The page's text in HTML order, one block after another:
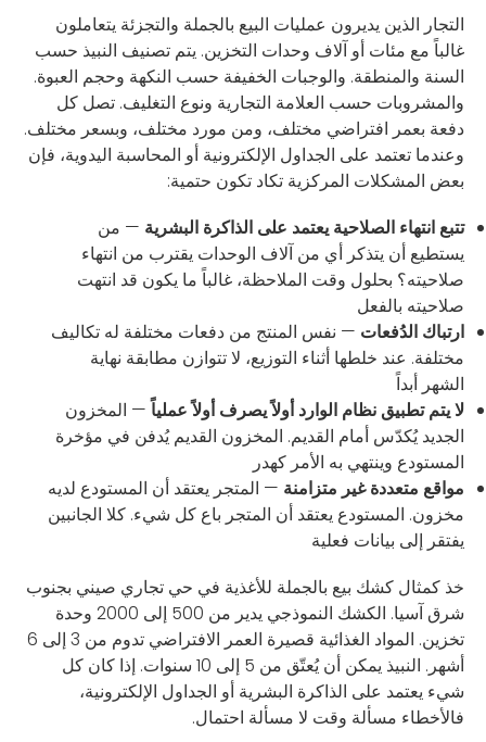
التجار الذين يديرون عمليات البيع بالجملة والتجزئة يتعاملون
غالباً مع مئات أو آلاف وحدات التخزين. يتم تصنيف النبيذ حسب
السنة والمنطقة. والوجبات الخفيفة حسب النكهة وحجم العبوة.
والمشروبات حسب العلامة التجارية ونوع التغليف. تصل كل
دفعة بعمر افتراضي مختلف، ومن مورد مختلف، وبسعر مختلف.
وعندما تعتمد على الجداول الإلكترونية أو المحاسبة اليدوية، فإن
بعض المشكلات المركزية تكاد تكون حتمية:
تتبع انتهاء الصلاحية يعتمد على الذاكرة البشرية — من
يستطيع أن يتذكر أي من آلاف الوحدات يقترب من انتهاء
صلاحيته؟ بحلول وقت الملاحظة، غالباً ما يكون قد انتهت
صلاحيته بالفعل
ارتباك الدُفعات — نفس المنتج من دفعات مختلفة له تكاليف
مختلفة. عند خلطها أثناء التوزيع، لا تتوازن مطابقة نهاية
الشهر أبداً
لا يتم تطبيق نظام الوارد أولاً يصرف أولاً عملياً— المخزون
الجديد يُكدّس أمام القديم. المخزون القديم يُدفن في مؤخرة
المستودع وينتهي به الأمر كهدر
مواقع متعددة غير متزامنة — المتجر يعتقد أن المستودع لديه
مخزون. المستودع يعتقد أن المتجر باع كل شيء. كلا الجانبين
يفتقر إلى بيانات فعلية
خذ كمثال كشك بيع بالجملة للأغذية في حي تجاري صيني بجنوب
شرق آسيا. الكشك النموذجي يدير من 500 إلى 2000 وحدة
تخزين. المواد الغذائية قصيرة العمر الافتراضي تدوم من 3 إلى 6
أشهر. النبيذ يمكن أن يُعتّق من 5 إلى 10 سنوات. إذا كان كل
شيء يعتمد على الذاكرة البشرية أو الجداول الإلكترونية،
فالأخطاء مسألة وقت لا مسألة احتمال.